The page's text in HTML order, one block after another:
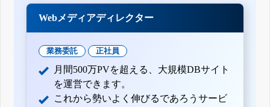
Webメディアディレクター
業務委託 正社員
月間500万PVを超える、大規模DBサイト
を運営できます。
これから勢いよく伸びるであろうサービ